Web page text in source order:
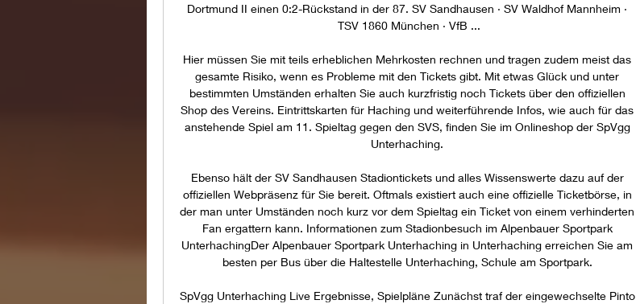
Dortmund II einen 0:2-Rückstand in der 87. SV Sandhausen · SV Waldhof Mannheim ·
TSV 1860 München · VfB ...
Hier müssen Sie mit teils erheblichen Mehrkosten rechnen und tragen zudem meist das
gesamte Risiko, wenn es Probleme mit den Tickets gibt. Mit etwas Glück und unter
bestimmten Umständen erhalten Sie auch kurzfristig noch Tickets über den offiziellen
Shop des Vereins. Eintrittskarten für Haching und weiterführende Infos, wie auch für das
anstehende Spiel am 11. Spieltag gegen den SVS, finden Sie im Onlineshop der SpVgg
Unterhaching.
Ebenso hält der SV Sandhausen Stadiontickets und alles Wissenswerte dazu auf der
offiziellen Webpräsenz für Sie bereit. Oftmals existiert auch eine offizielle Ticketbörse, in
der man unter Umständen noch kurz vor dem Spieltag ein Ticket von einem verhinderten
Fan ergattern kann. Informationen zum Stadionbesuch im Alpenbauer Sportpark
UnterhachingDer Alpenbauer Sportpark Unterhaching in Unterhaching erreichen Sie am
besten per Bus über die Haltestelle Unterhaching, Schule am Sportpark.
SpVgg Unterhaching Live Ergebnisse, Spielpläne Zunächst traf der eingewechselte Pinto